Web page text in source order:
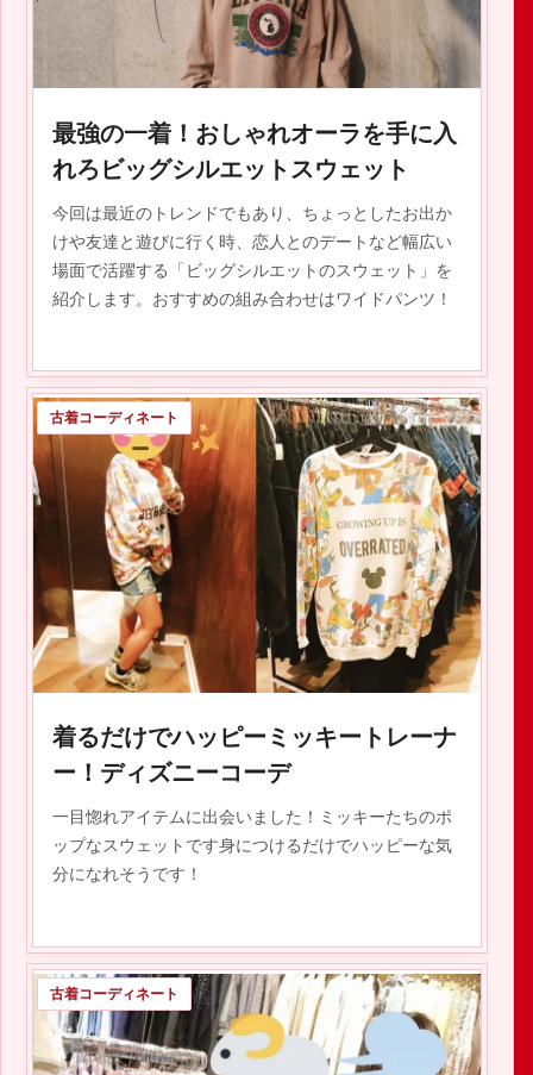
最強の一着！おしゃれオーラを手に入
れろビッグシルエットスウェット
今回は最近のトレンドでもあり、ちょっとしたお出か
けや友達と遊びに行く時、恋人とのデートなど幅広い
場面で活躍する「ビッグシルエットのスウェット」を
紹介します。おすすめの組み合わせはワイドパンツ！
2019.10.02
古着コーディネート
着るだけでハッピーミッキートレーナ
ー！ディズニーコーデ
一目惚れアイテムに出会いました！ミッキーたちのポ
ップなスウェットです身につけるだけでハッピーな気
分になれそうです！
古着コーディネート